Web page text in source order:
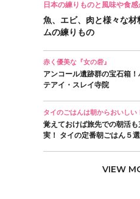
日本の練りものと風味や食感
魚、エビ、肉と様々な
ムの練りもの
赤く優美な『女の砦』
アンコール遺跡群の宝石箱！
テアイ・スレイ寺院
タイのごはんは朝からおいしい
覚えておけば旅先での朝活も
実！ タイの定番朝ごはん５選
VIEW